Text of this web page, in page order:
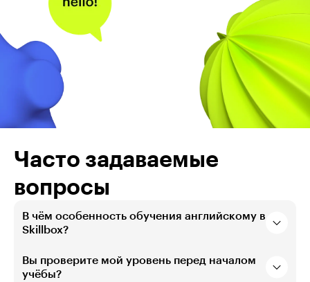
Часто задаваемые
вопросы
В чём особенность обучения английскому в
Skillbox?
Вы проверите мой уровень перед началом
учёбы?